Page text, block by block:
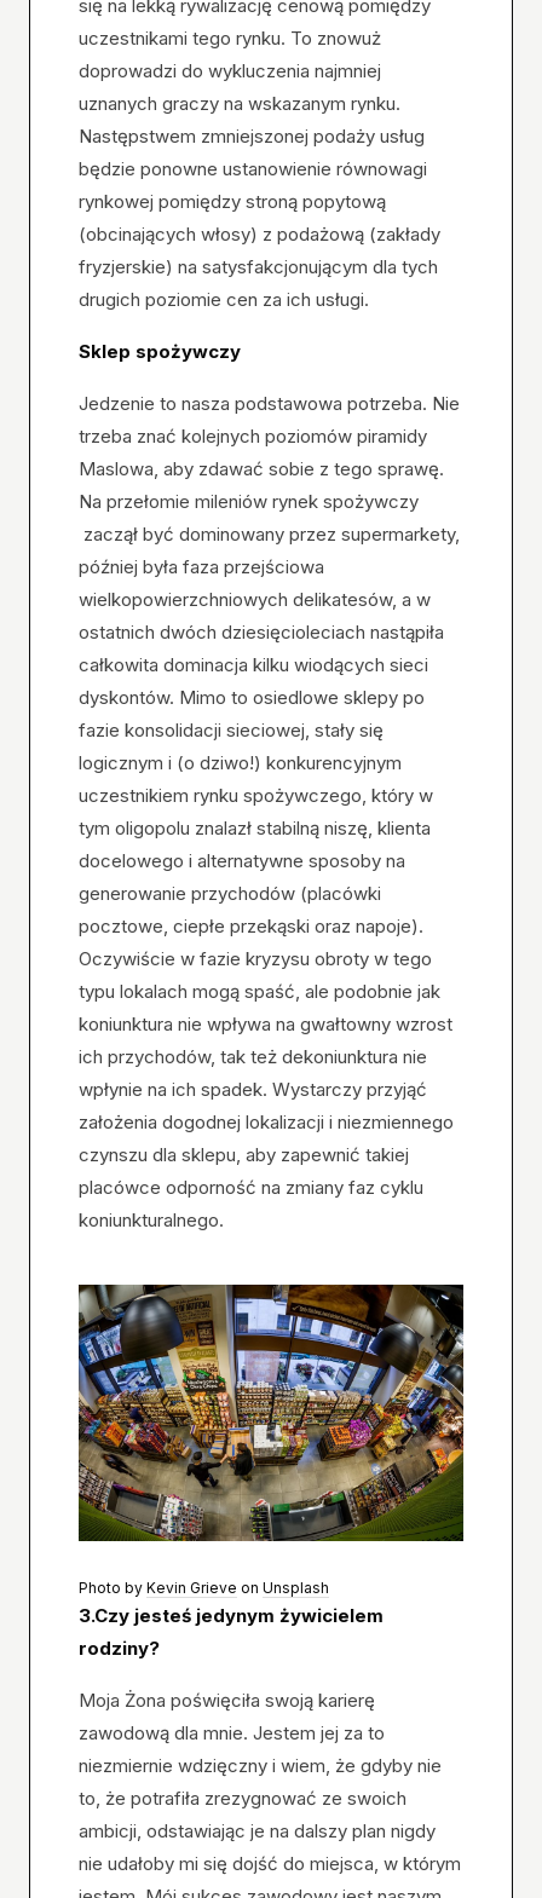
się na lekką rywalizację cenową pomiędzy
uczestnikami tego rynku. To znowuż
doprowadzi do wykluczenia najmniej
uznanych graczy na wskazanym rynku.
Następstwem zmniejszonej podaży usług
będzie ponowne ustanowienie równowagi
rynkowej pomiędzy stroną popytową
(obcinających włosy) z podażową (zakłady
fryzjerskie) na satysfakcjonującym dla tych
drugich poziomie cen za ich usługi.
Sklep spożywczy
Jedzenie to nasza podstawowa potrzeba. Nie
trzeba znać kolejnych poziomów piramidy
Maslowa, aby zdawać sobie z tego sprawę.
Na przełomie mileniów rynek spożywczy
zaczął być dominowany przez supermarkety,
później była faza przejściowa
wielkopowierzchniowych delikatesów, a w
ostatnich dwóch dziesięcioleciach nastąpiła
całkowita dominacja kilku wiodących sieci
dyskontów. Mimo to osiedlowe sklepy po
fazie konsolidacji sieciowej, stały się
logicznym i (o dziwo!) konkurencyjnym
uczestnikiem rynku spożywczego, który w
tym oligopolu znalazł stabilną niszę, klienta
docelowego i alternatywne sposoby na
generowanie przychodów (placówki
pocztowe, ciepłe przekąski oraz napoje).
Oczywiście w fazie kryzysu obroty w tego
typu lokalach mogą spaść, ale podobnie jak
koniunktura nie wpływa na gwałtowny wzrost
ich przychodów, tak też dekoniunktura nie
wpłynie na ich spadek. Wystarczy przyjąć
założenia dogodnej lokalizacji i niezmiennego
czynszu dla sklepu, aby zapewnić takiej
placówce odporność na zmiany faz cyklu
koniunkturalnego.
Photo by Kevin Grieve on Unsplash
3.Czy jesteś jedynym żywicielem
rodziny?
Moja Żona poświęciła swoją karierę
zawodową dla mnie. Jestem jej za to
niezmiernie wdzięczny i wiem, że gdyby nie
to, że potrafiła zrezygnować ze swoich
ambicji, odstawiając je na dalszy plan nigdy
nie udałoby mi się dojść do miejsca, w którym